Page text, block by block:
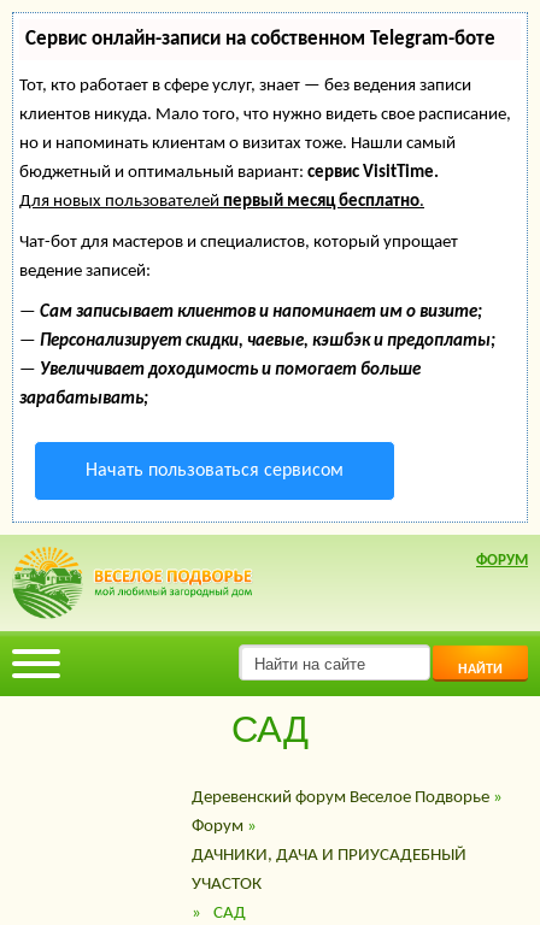
Сервис онлайн-записи на собственном Telegram-боте
Тот, кто работает в сфере услуг, знает — без ведения записи
клиентов никуда. Мало того, что нужно видеть свое расписание,
но и напоминать клиентам о визитах тоже. Нашли самый
бюджетный и оптимальный вариант: сервис VisitTime.
Для новых пользователей первый месяц бесплатно.
Чат-бот для мастеров и специалистов, который упрощает
ведение записей:
— Сам записывает клиентов и напоминает им о визите;
— Персонализирует скидки, чаевые, кэшбэк и предоплаты;
— Увеличивает доходимость и помогает больше
зарабатывать;
Начать пользоваться сервисом
ФОРУМ
НАЙТИ
САД
Деревенский форум Веселое Подворье»
Форум »
ДАЧНИКИ, ДАЧА И ПРИУСАДЕБНЫЙ
УЧАСТОК
»
САД